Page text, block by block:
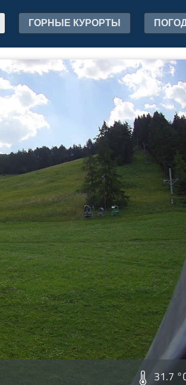
ГОРНЫЕ КУРОРТЫ
31.7